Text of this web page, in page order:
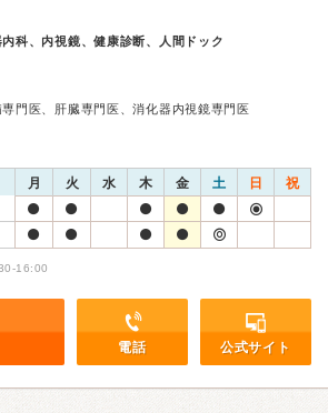
科、内視鏡、健康診断、人間ドック
門医、肝臓専門医、消化器内視鏡専門医
月 火 水 木 金 土 日 祝
16:00
電話 公式サイト